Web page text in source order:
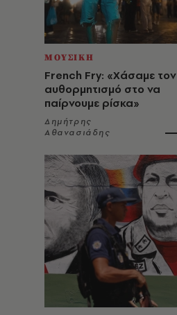
ΜΟΥΣΙΚΗ
French Fry: «Χάσαμε τον
αυθορμητισμό στο να
παίρνουμε ρίσκα»
Δημήτρης
Αθανασιάδης